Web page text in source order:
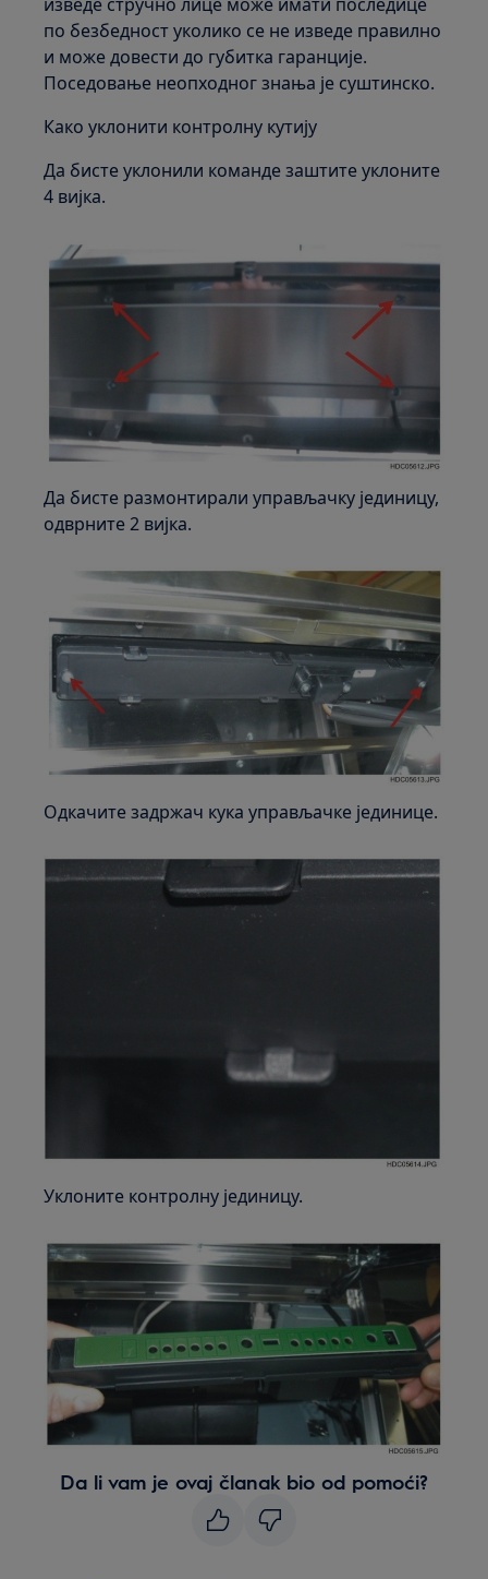
по безбедност уколико се не изведе правилно
и може довести до губитка гаранције.
Поседовање неопходног знања је суштинско.
Како уклонити контролну кутију
Да бисте уклонили команде заштите уклоните
4 вијка.
Да бисте размонтирали управљачку јединицу,
одврните 2 вијка.
Одкачите задржач кука управљачке јединице.
Уклоните контролну јединицу.
Da li vam je ovaj članak bio od pomoći?